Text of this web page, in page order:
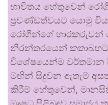
භාවිතය හේතුවෙන්
ප්‍රචණ්ඩත්වයට යොමු
රෝගීන්ගේ භාරකරුවන්
නිරන්තරයෙන්
විශේෂයෙන්ම වර්තමාන
මඟින් සිදුවන ඇතැම්
කිරීම් හේතුවෙන්,